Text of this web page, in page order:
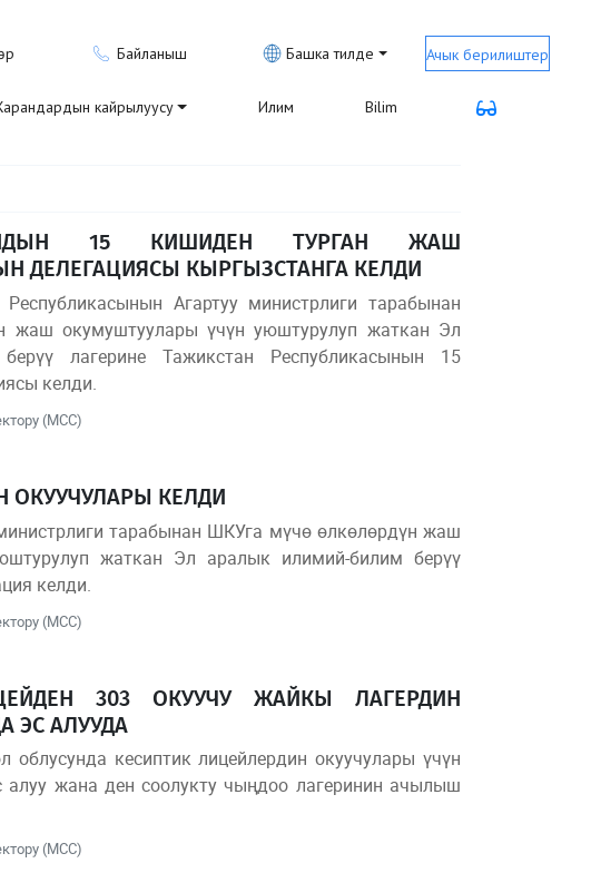
Байланыш Башка тилде Ачык берилиштер
кайрылуусу Илим Bilim
15 КИШИДЕН ТУРГАН ЖАШ
ДЕЛЕГАЦИЯСЫ КЫРГЫЗСТАНГА КЕЛДИ
Агартуу министрлиги тарабынан
жаш окумуштуулары үчүн уюштурулуп жаткан Эл
лагерине Тажикстан Республикасынын 15
келди.
(МСС)
ОКУУЧУЛАРЫ КЕЛДИ
тарабынан ШКУга мүчө өлкөлөрдүн жаш
жаткан Эл аралык илимий-билим берүү
келди.
(МСС)
303 ОКУУЧУ ЖАЙКЫ ЛАГЕРДИН
ЭС АЛУУДА
облусунда кесиптик лицейлердин окуучулары үчүн
жана ден соолукту чыңдоо лагеринин ачылыш
(МСС)